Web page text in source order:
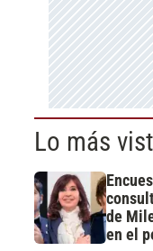
Lo más
de
en el